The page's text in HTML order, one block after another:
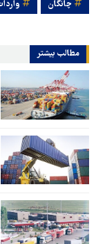
چانگان
مطالب بیشتر